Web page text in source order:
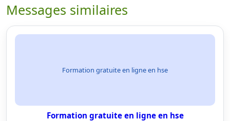
Messages similaires
Formation gratuite en ligne en hse
Formation gratuite en ligne en hse